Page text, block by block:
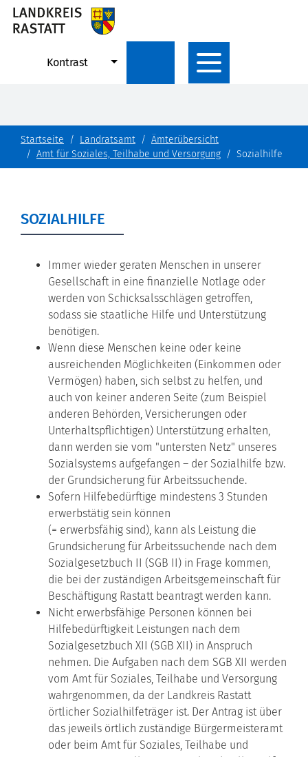
Kontrast
Startseite Landratsamt
Ämterübersicht
Amt für Soziales, Teilhabe und Versorgung
Sozialhilfe
SOZIALHILFE
Immer wieder geraten Menschen in unserer
Gesellschaft in eine finanzielle Notlage oder
werden von Schicksalsschlägen getroffen,
sodass sie staatliche Hilfe und Unterstützung
benötigen.
Wenn diese Menschen keine oder keine
ausreichenden Möglichkeiten (Einkommen oder
Vermögen) haben, sich selbst zu helfen, und
auch von keiner anderen Seite (zum Beispiel
anderen Behörden, Versicherungen oder
Unterhaltspflichtigen) Unterstützung erhalten,
dann werden sie vom "untersten Netz" unseres
Sozialsystems aufgefangen – der Sozialhilfe bzw.
der Grundsicherung für Arbeitssuchende.
Sofern Hilfebedürftige mindestens 3 Stunden
erwerbstätig sein können
(= erwerbsfähig sind), kann als Leistung die
Grundsicherung für Arbeitssuchende nach dem
Sozialgesetzbuch II (SGB II) in Frage kommen,
die bei der zuständigen Arbeitsgemeinschaft für
Beschäftigung Rastatt beantragt werden kann.
Nicht erwerbsfähige Personen können bei
Hilfebedürftigkeit Leistungen nach dem
Sozialgesetzbuch XII (SGB XII) in Anspruch
nehmen. Die Aufgaben nach dem SGB XII werden
vom Amt für Soziales, Teilhabe und Versorgung
wahrgenommen, da der Landkreis Rastatt
örtlicher Sozialhilfeträger ist. Der Antrag ist über
das jeweils örtlich zuständige Bürgermeisteramt
oder beim Amt für Soziales, Teilhabe und